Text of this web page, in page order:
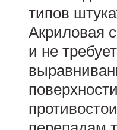
типов
Акриловая
и не